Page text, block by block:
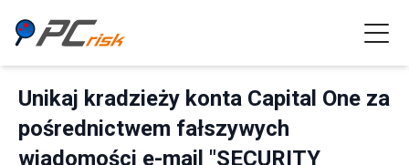
Unikaj kradzieży konta Capital One za
pośrednictwem fałszywych
wiadomości e-mail "SECURITY